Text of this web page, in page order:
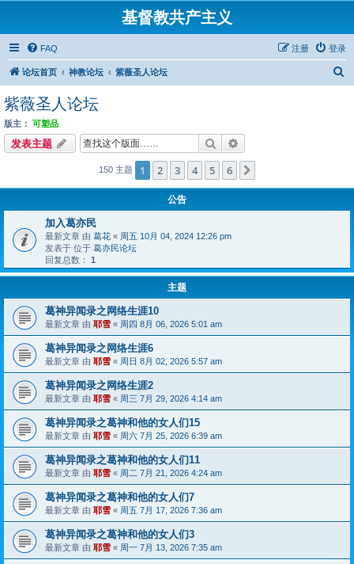
基督教共产主义
FAQ 登录
注册
论坛首页 神教论坛 紫薇圣人论坛
紫薇圣人论坛
版主： 可塑品
发表主题 搜索
150 主题 1 2 3 4 5 6
公告
加入葛亦民
最新文章 由 葛花 « 周五 10月 04, 2024 12:26 pm
发表于 位于 葛亦民论坛
回复总数： 1
主题
葛神异闻录之网络生涯10
最新文章 由 耶雪 « 周四 8月 06, 2026 5:01 am
葛神异闻录之网络生涯6
最新文章 由 耶雪 « 周日 8月 02, 2026 5:57 am
葛神异闻录之网络生涯2
最新文章 由 耶雪 « 周三 7月 29, 2026 4:14 am
葛神异闻录之葛神和他的女人们15
最新文章 由 耶雪 « 周六 7月 25, 2026 6:39 am
葛神异闻录之葛神和他的女人们11
最新文章 由 耶雪 « 周二 7月 21, 2026 4:24 am
葛神异闻录之葛神和他的女人们7
最新文章 由 耶雪 « 周五 7月 17, 2026 7:36 am
葛神异闻录之葛神和他的女人们3
最新文章 由 耶雪 « 周一 7月 13, 2026 7:35 am